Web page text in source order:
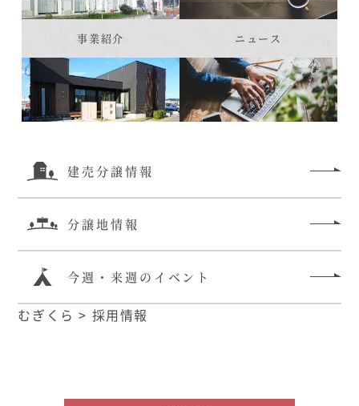
事業紹介 ニュース
建売分譲情報
分譲地情報
今週・来週のイベント
むぎくら > 採用情報